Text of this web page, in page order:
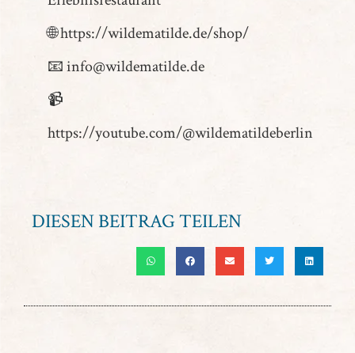
🌐 https://wildematilde.de/shop/
📧 info@wildematilde.de
📹
https://youtube.com/@wildematildeberlin
DIESEN BEITRAG TEILEN